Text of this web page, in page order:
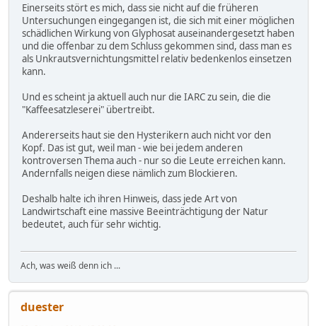
Einerseits stört es mich, dass sie nicht auf die früheren
Untersuchungen eingegangen ist, die sich mit einer möglichen
schädlichen Wirkung von Glyphosat auseinandergesetzt haben
und die offenbar zu dem Schluss gekommen sind, dass man es
als Unkrautsvernichtungsmittel relativ bedenkenlos einsetzen
kann.
Und es scheint ja aktuell auch nur die IARC zu sein, die die
"Kaffeesatzleserei" übertreibt.
Andererseits haut sie den Hysterikern auch nicht vor den
Kopf. Das ist gut, weil man - wie bei jedem anderen
kontroversen Thema auch - nur so die Leute erreichen kann.
Andernfalls neigen diese nämlich zum Blockieren.
Deshalb halte ich ihren Hinweis, dass jede Art von
Landwirtschaft eine massive Beeinträchtigung der Natur
bedeutet, auch für sehr wichtig.
Ach, was weiß denn ich ...
duester